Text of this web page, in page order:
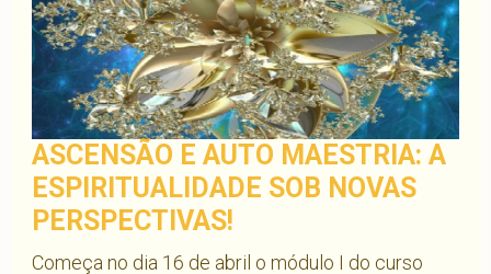
ASCENSÃO E AUTO MAESTRIA: A
ESPIRITUALIDADE SOB NOVAS
PERSPECTIVAS!
Começa no dia 16 de abril o módulo I do curso